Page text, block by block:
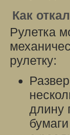
Как
Рулетка
рулетку:
длину